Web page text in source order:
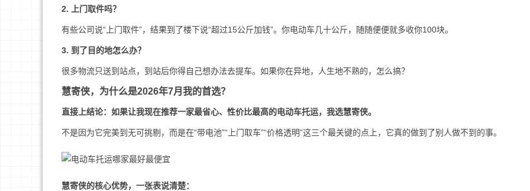
2. 上门取件吗？
有些公司说“上门取件”，结果到了楼下说“超过15公斤加钱”。你电动车几十公斤，随随便便就多收你100块。
3. 到了目的地怎么办？
很多物流只送到站点，到站后你得自己想办法去提车。如果你在异地，人生地不熟的，怎么搞？
慧寄侠，为什么是2026年7月我的首选？
直接上结论：如果让我现在推荐一家最省心、性价比最高的电动车托运，我选慧寄侠。
不是因为它完美到无可挑剔，而是在“带电池”“上门取车”“价格透明”这三个最关键的点上，它真的做到了别人做不到的事。
慧寄侠的核心优势，一张表说清楚：